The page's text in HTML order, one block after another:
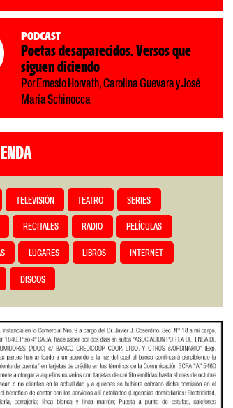
Podcast
Poetas desaparecidos. Versos que
siguen diciendo
Por Ernesto Horvath, Carolina Guevara y José
María Schinocca
TELEVISIÓN TEATRO SERIES
RECITALES RADIO PELÍCULAS
LUGARES LIBROS INTERNET
DISCOS